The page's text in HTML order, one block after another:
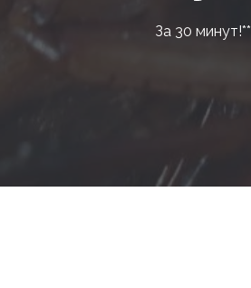
За 30 минут!**